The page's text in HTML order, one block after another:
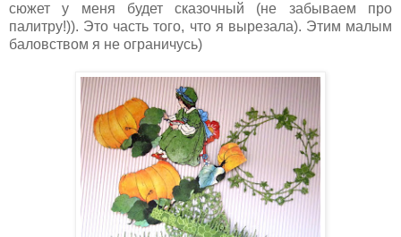
сюжет у меня будет сказочный (не забываем про
палитру!)). Это часть того, что я вырезала). Этим малым
баловством я не ограничусь)